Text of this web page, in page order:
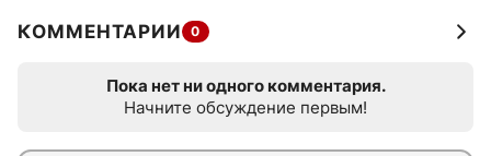
КОММЕНТАРИИ 0
Пока нет ни одного комментария.
Начните обсуждение первым!